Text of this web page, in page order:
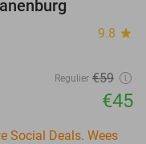
9.8 star
Regulier €59
€45
Social Deals. Wees